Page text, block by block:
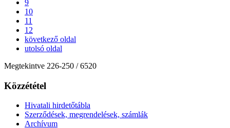
9
10
11
12
következő oldal
utolsó oldal
Megtekintve 226-250 / 6520
Közzététel
Hivatali hirdetőtábla
Szerződések, megrendelések, számlák
Archívum